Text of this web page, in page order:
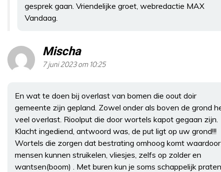
gesprek gaan. Vriendelijke groet, webredactie MAX
Vandaag.
Mischa
7 juni 2023 om 10:25
En wat te doen bij overlast van bomen die oout doir
gemeente zijn gepland. Zowel onder als boven de grond
veel overlast. Rioolput die door wortels kapot gegaan zijn.
Klacht ingediend, antwoord was, de put ligt op uw grond!!!
Wortels die zorgen dat bestrating omhoog komt waardoor
mensen kunnen struikelen, vliesjes, zelfs op zolder en
wantsen(boom) . Met buren kun je soms schappelijk praten